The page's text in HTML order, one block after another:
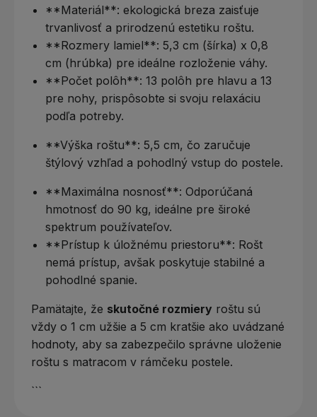
**Materiál**: ekologická breza zaisťuje
trvanlivosť a prirodzenú estetiku roštu.
**Rozmery lamiel**: 5,3 cm (šírka) x 0,8
cm (hrúbka) pre ideálne rozloženie váhy.
**Počet polôh**: 13 polôh pre hlavu a 13
pre nohy, prispôsobte si svoju relaxáciu
podľa potreby.
**Výška roštu**: 5,5 cm, čo zaručuje
štýlový vzhľad a pohodlný vstup do postele.
**Maximálna nosnosť**: Odporúčaná
hmotnosť do 90 kg, ideálne pre široké
spektrum používateľov.
**Prístup k úložnému priestoru**: Rošt
nemá prístup, avšak poskytuje stabilné a
pohodlné spanie.
Pamätajte, že skutočné rozmiery roštu sú
vždy o 1 cm užšie a 5 cm kratšie ako uvádzané
hodnoty, aby sa zabezpečilo správne uloženie
roštu s matracom v rámčeku postele.
```